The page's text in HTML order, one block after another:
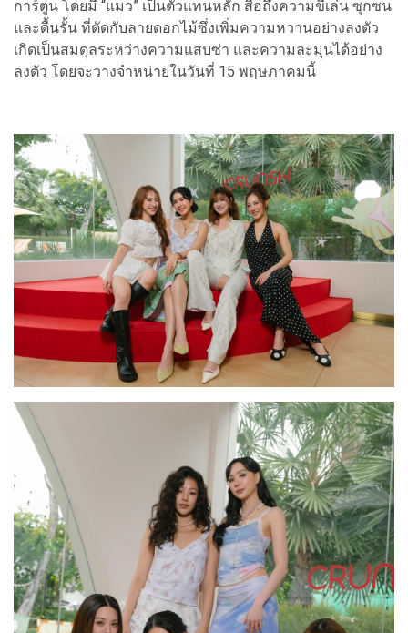
การ์ตูน โดยมี “แมว” เป็นตัวแทนหลัก สื่อถึงความขี้เล่น ซุกซน
และดื้นรั้น ที่ตัดกับลายดอกไม้ซึ่งเพิ่มความหวานอย่างลงตัว
เกิดเป็นสมดุลระหว่างความแสบซ่า และความละมุนได้อย่าง
ลงตัว โดยจะวางจำหน่ายในวันที่ 15 พฤษภาคมนี้